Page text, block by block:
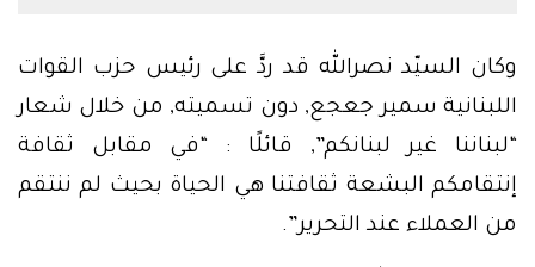
وكان السيّد نصرالله قد ردَّ على رئيس حزب القوات
اللبنانية سمير جعجع, دون تسميته, من خلال شعار
“لبناننا غير لبنانكم”, قائلًا : “في مقابل ثقافة
إنتقامكم البشعة ثقافتنا هي الحياة بحيث لم ننتقم
من العملاء عند التحرير”.